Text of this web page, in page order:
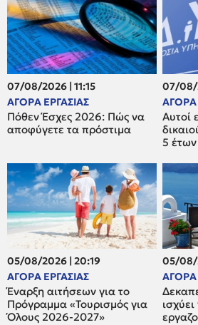
07/08/2026 | 11:15
ΑΓΟΡΑ ΕΡΓΑΣΙΑΣ
Πόθεν Έσχες 2026: Πώς να
αποφύγετε τα πρόστιμα
07/08/
ΑΓΟΡΑ
Αυτοί
5 έτων
05/08/2026 | 20:19
ΑΓΟΡΑ ΕΡΓΑΣΙΑΣ
Έναρξη αιτήσεων για το
Πρόγραμμα «Τουρισμός για
Όλους 2026-2027»
05/08/
ΑΓΟΡΑ